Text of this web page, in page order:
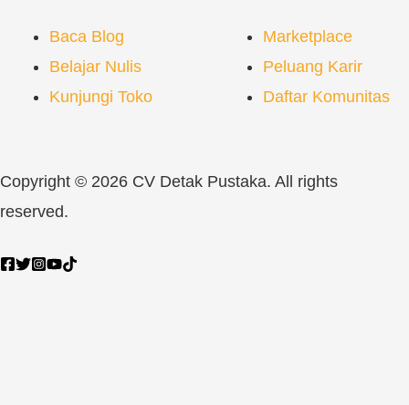
Baca Blog
Belajar Nulis
Kunjungi Toko
Marketplace
Peluang Karir
Daftar Komunitas
Copyright © 2026 CV Detak Pustaka. All rights
reserved.